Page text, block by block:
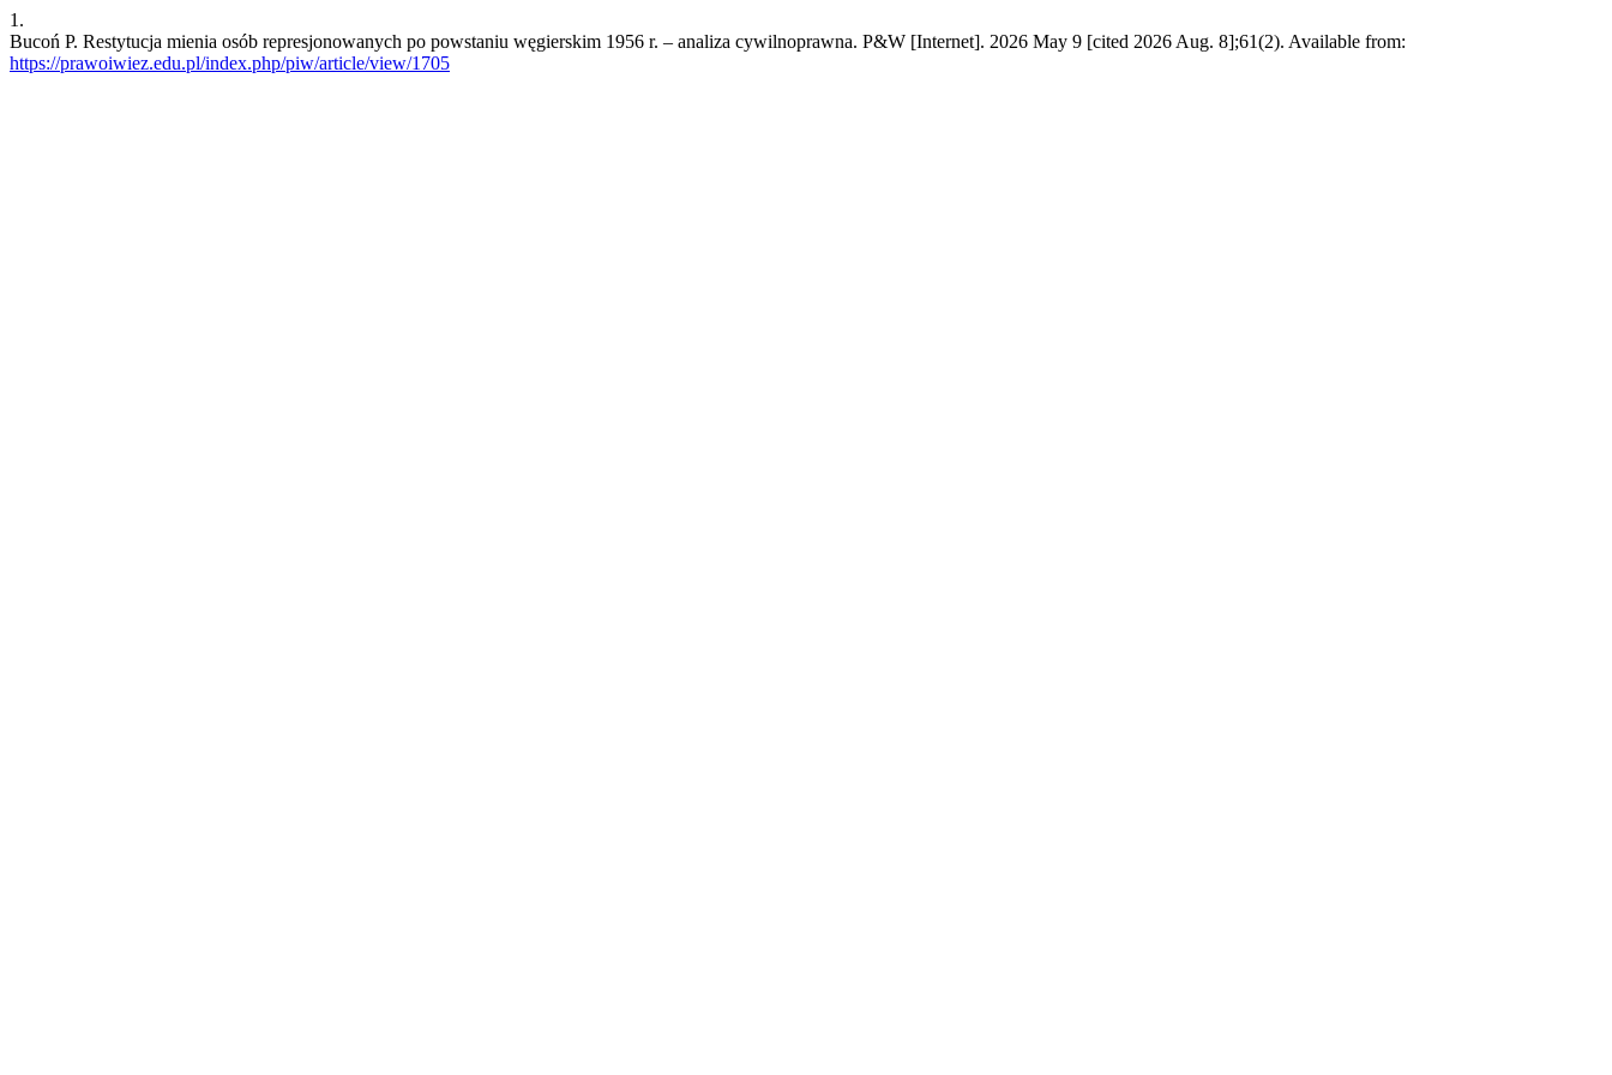
1.
Bucoń P. Restytucja mienia osób represjonowanych po powstaniu węgierskim 1956 r. – analiza cywilnoprawna. P&W [Internet]. 2026 May 9 [cited 2026 Aug. 8];61(2). Available from:
https://prawoiwiez.edu.pl/index.php/piw/article/view/1705